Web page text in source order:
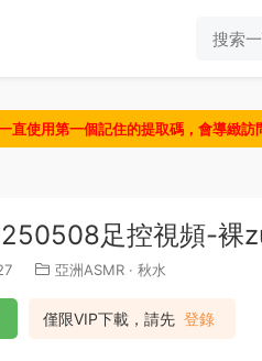
使用第一個記住的提取碼，會導緻
足控視頻-裸
亞洲ASMR · 秋水
僅限VIP下載，請先 登錄